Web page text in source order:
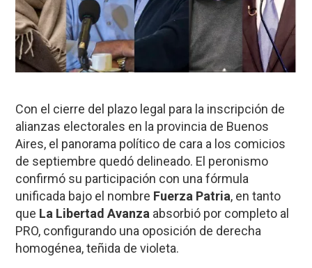
Con el cierre del plazo legal para la inscripción de
alianzas electorales en la provincia de Buenos
Aires, el panorama político de cara a los comicios
de septiembre quedó delineado. El peronismo
confirmó su participación con una fórmula
unificada bajo el nombre Fuerza Patria, en tanto
que La Libertad Avanza absorbió por completo al
PRO, configurando una oposición de derecha
homogénea, teñida de violeta.